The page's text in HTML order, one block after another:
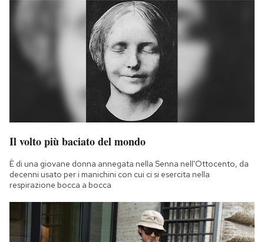
Il volto più baciato del mondo
È di una giovane donna annegata nella Senna nell'Ottocento, da
decenni usato per i manichini con cui ci si esercita nella
respirazione bocca a bocca